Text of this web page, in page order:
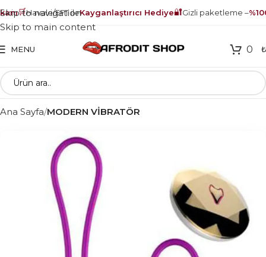
🛒Havale/EFT ileKayganlaştırıcı Hediye🔐Gizli paketleme –
Skip to navigation
Skip to main content
MENU 0 ₺
Ana Sayfa MODERN VİBRATÖR